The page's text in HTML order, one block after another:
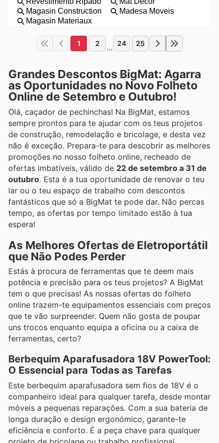
1 2 ... 24 25
Grandes Descontos BigMat: Agarra
as Oportunidades no Novo Folheto
Online de Setembro e Outubro!
Olá, caçador de pechinchas! Na BigMat, estamos
sempre prontos para te ajudar com os teus projetos
de construção, remodelação e bricolage, e desta vez
não é exceção. Prepara-te para descobrir as melhores
promoções no nosso folheto online, recheado de
ofertas imbatíveis, válido de 22 de setembro a 31 de
outubro. Esta é a tua oportunidade de renovar o teu
lar ou o teu espaço de trabalho com descontos
fantásticos que só a BigMat te pode dar. Não percas
tempo, as ofertas por tempo limitado estão à tua
espera!
As Melhores Ofertas de Eletroportátil
que Não Podes Perder
Estás à procura de ferramentas que te deem mais
potência e precisão para os teus projetos? A BigMat
tem o que precisas! As nossas ofertas do folheto
online trazem-te equipamentos essenciais com preços
que te vão surpreender. Quem não gosta de poupar
uns trocos enquanto equipa a oficina ou a caixa de
ferramentas, certo?
Berbequim Aparafusadora 18V PowerTool:
O Essencial para Todas as Tarefas
Este berbequim aparafusadora sem fios de 18V é o
companheiro ideal para qualquer tarefa, desde montar
móveis a pequenas reparações. Com a sua bateria de
longa duração e design ergonómico, garante-te
eficiência e conforto. É a peça chave para qualquer